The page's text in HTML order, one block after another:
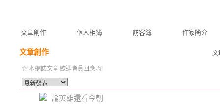
文章創作 個人相簿 訪客簿 作家簡介
文章創作 文
☆ 本網誌文章 歡迎會員回應唷!
論英雄還看今朝